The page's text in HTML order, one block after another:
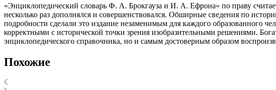
«Энциклопедический словарь Ф. А. Брокгауза и И. А. Ефрона» по праву
несколько раз дополнялся и совершенствовался. Обширные сведения по
подробности сделали это издание незаменимым для каждого образованного
корректными с исторической точки зрения изобразительными решениями.
энциклопедического справочника, но и самым достоверным образом
Похожие